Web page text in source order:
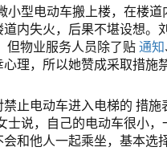
小型电动车搬上楼，在楼道
内失火，后果不堪设想
但物业服务人员除了贴 通知
理，所以她赞成采取措施
止电动车进入电梯的 措施
士说，自己的电动车很小
和他人一起乘坐，基本选